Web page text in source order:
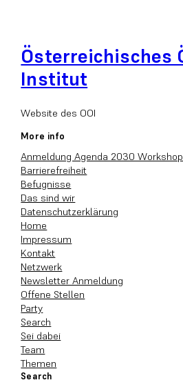
Österreichisches
Institut
Website des OOI
More info
Anmeldung Agenda 2030
Barrierefreiheit
Befugnisse
Das sind wir
Datenschutzerklärung
Home
Impressum
Kontakt
Netzwerk
Newsletter Anmeldung
Offene Stellen
Party
Search
Sei dabei
Team
Themen
Search